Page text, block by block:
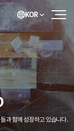
KOR
과 함께 성장하고 있습니다.